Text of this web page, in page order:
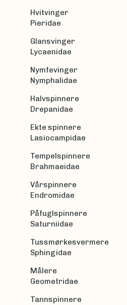
Hvitvinger
Pieridae
Glansvinger
Lycaenidae
Nymfevinger
Nymphalidae
Halvspinnere
Drepanidae
Ekte spinnere
Lasiocampidae
Tempelspinnere
Brahmaeidae
Vårspinnere
Endromidae
Påfuglspinnere
Saturniidae
Tussmørkesvermere
Sphingidae
Målere
Geometridae
Tannspinnere